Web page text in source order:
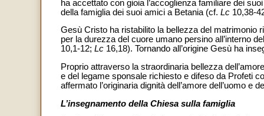
ha accettato con gioia l’accoglienza familiare dei
della famiglia dei suoi amici a Betania (cf. Lc 10,38-
Gesù Cristo ha ristabilito la bellezza del matrimonio
per la durezza del cuore umano persino all’interno
10,1-12; Lc 16,18). Tornando all’origine Gesù ha
Proprio attraverso la straordinaria bellezza
e del legame sponsale richiesto e difeso da Profeti
affermato l’originaria dignità dell’amore dell’uomo e
L’insegnamento della Chiesa sulla famiglia